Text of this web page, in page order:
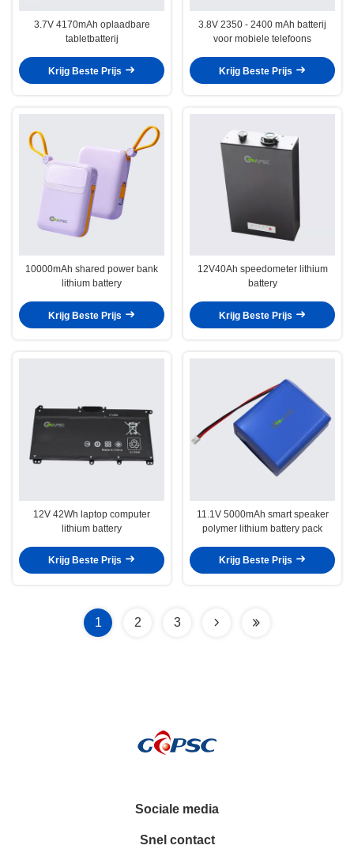
3.7V 4170mAh oplaadbare
tabletbatterij
Krijg Beste Prijs
3.8V 2350 - 2400 mAh batterij
voor mobiele telefoons
Krijg Beste Prijs
10000mAh shared power bank
lithium battery
Krijg Beste Prijs
12V40Ah speedometer lithium
battery
Krijg Beste Prijs
12V 42Wh laptop computer
lithium battery
Krijg Beste Prijs
11.1V 5000mAh smart speaker
polymer lithium battery pack
Krijg Beste Prijs
1 2 3
Sociale media
Snel contact